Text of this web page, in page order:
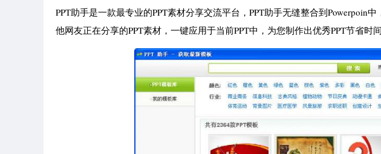
PPT助手是一款最专业的PPT素材分享交流平台，PPT助手无缝整合到Powerpoin
他网友正在分享的PPT素材，一键应用于当前PPT中，为您制作出优秀PPT节省时